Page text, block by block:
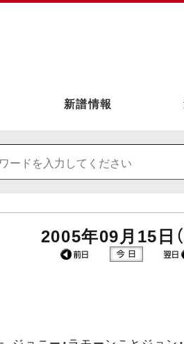
新譜情報
2005年09月15日（